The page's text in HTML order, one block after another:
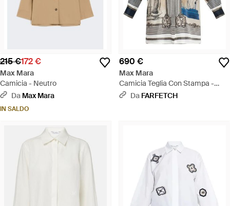
215 €172 €
Max Mara
Camicia - Neutro
Da Max Mara
IN SALDO
690 €
Max Mara
Camicia Teglia Con Stampa -
Bianco
Da FARFETCH